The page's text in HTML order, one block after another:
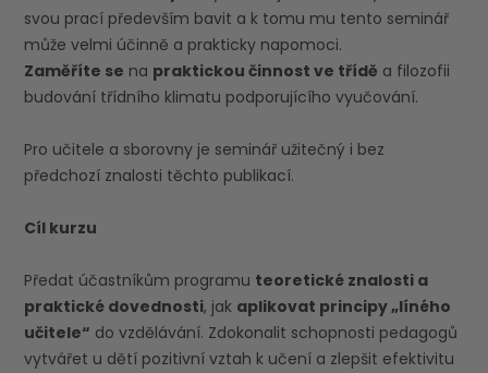
svou prací především bavit a k tomu mu tento seminář
může velmi účinně a prakticky napomoci.
Zaměříte se na praktickou činnost ve třídě a filozofii
budování třídního klimatu podporujícího vyučování.
Pro učitele a sborovny je seminář užitečný i bez
předchozí znalosti těchto publikací.
Cíl kurzu
Předat účastníkům programu teoretické znalosti a
praktické dovednosti, jak aplikovat principy „líného
učitele“ do vzdělávání. Zdokonalit schopnosti pedagogů
vytvářet u dětí pozitivní vztah k učení a zlepšit efektivitu